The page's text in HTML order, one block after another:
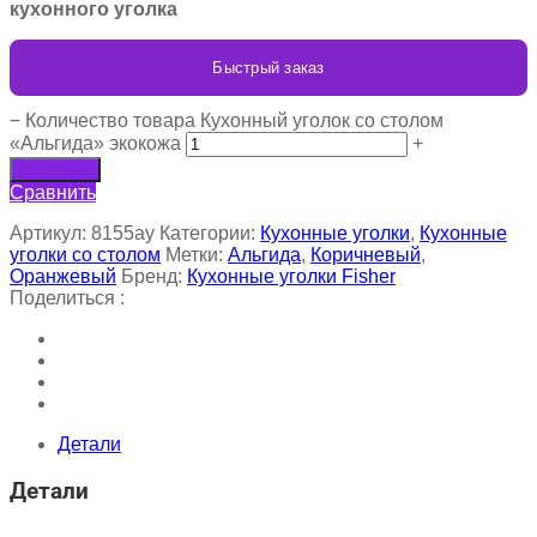
кухонного уголка
Быстрый заказ
− Количество товара Кухонный уголок со столом
«Альгида» экокожа
+
В корзину
Сравнить
Артикул: 8155ay Категории: Кухонные уголки, Кухонные
уголки со столом Метки: Альгида, Коричневый,
Оранжевый Бренд: Кухонные уголки Fisher
Поделиться :
Детали
Детали